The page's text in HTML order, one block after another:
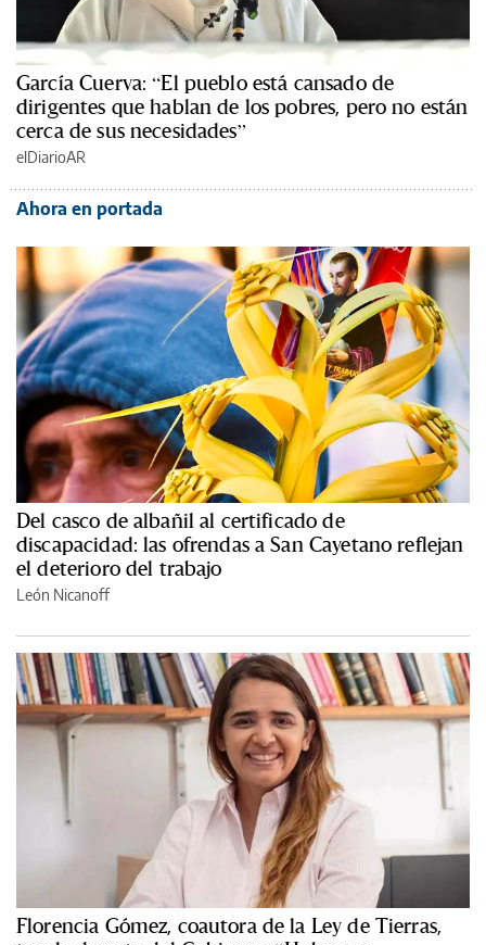
García Cuerva: “El pueblo está cansado de
dirigentes que hablan de los pobres, pero no están
cerca de sus necesidades”
elDiarioAR
Ahora en portada
Del casco de albañil al certificado de
discapacidad: las ofrendas a San Cayetano reflejan
el deterioro del trabajo
León Nicanoff
Florencia Gómez, coautora de la Ley de Tierras,